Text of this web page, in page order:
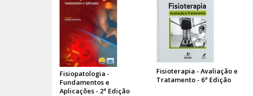
Fisiopatologia -
Fundamentos e
Aplicações - 2ª Edição
Fisioterapia - Avaliação e
Tratamento - 6ª Edição